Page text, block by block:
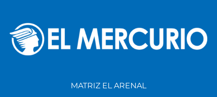
MATRIZ EL ARENAL